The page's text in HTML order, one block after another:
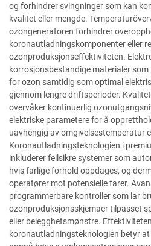
og forhindrer svingninger som kan
kvalitet eller mengde.
ozongeneratoren forhindrer
koronautladningskomponenter eller
ozonproduksjonseffektiviteten.
korrosjonsbestandige materialer
for ozon samtidig som optimal
gjennom lengre driftsperioder.
overvåker kontinuerlig
elektriske parametere for å
uavhengig av omgivelsestemperatur
Koronautladningsteknologien i
inkluderer feilsikre systemer som
hvis farlige forhold oppdages, og
operatører mot potensielle farer.
programmerbare kontroller som lar
ozonproduksjonsskjemaer tilpasset
eller belegghetsmønstre.
koronautladningsteknologien betyr